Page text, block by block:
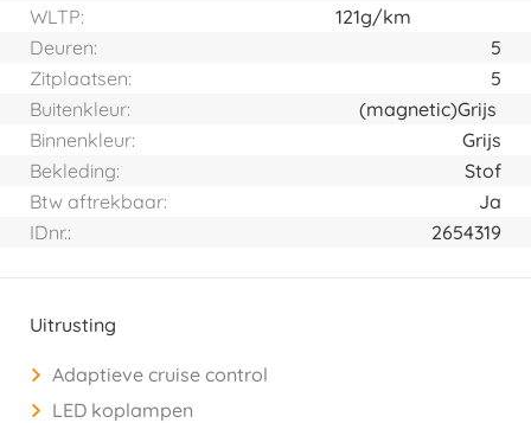
WLTP:
121g/km
Deuren:
5
Zitplaatsen:
5
Buitenkleur:
Grijs
(magnetic)
Binnenkleur:
Grijs
Bekleding:
Stof
Btw aftrekbaar:
Ja
IDnr.:
2654319
Uitrusting
Adaptieve cruise control
LED koplampen